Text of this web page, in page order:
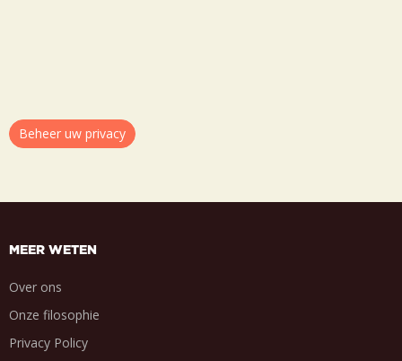
Beheer uw privacy
MEER WETEN
Over ons
Onze filosophie
Privacy Policy